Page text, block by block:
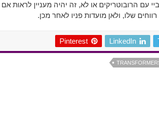
עם הרובוטריקים או לא, זה יהיה מעניין לראות
שלו, ולאן מועדות פניו לאחר מכן.
LinkedIn
Pinterest